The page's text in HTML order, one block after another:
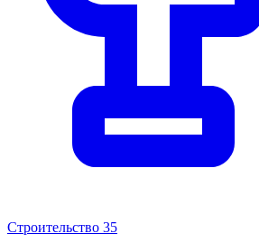
Строительство 35